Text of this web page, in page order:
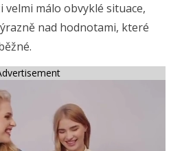
velmi málo obvyklé situace,
nad hodnotami, které